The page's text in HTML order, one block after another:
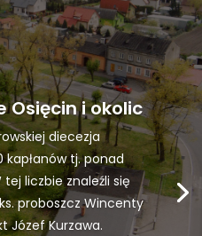
Osięcin i okolic
diecezja
kapłanów tj. ponad
liczbie znaleźli się
proboszcz Wincenty
Józef Kurzawa.